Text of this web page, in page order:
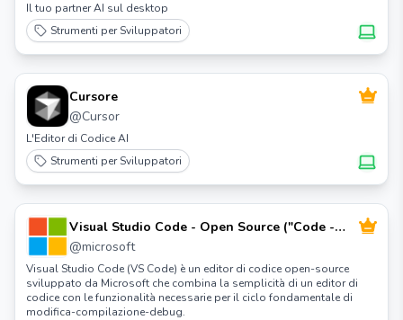
Il tuo partner AI sul desktop
Strumenti per Sviluppatori
Cursore
@Cursor
L'Editor di Codice AI
Strumenti per Sviluppatori
Visual Studio Code - Open Source ("Code -
OSS")
@microsoft
Visual Studio Code (VS Code) è un editor di codice open-source
sviluppato da Microsoft che combina la semplicità di un editor di
codice con le funzionalità necessarie per il ciclo fondamentale di
modifica-compilazione-debug.